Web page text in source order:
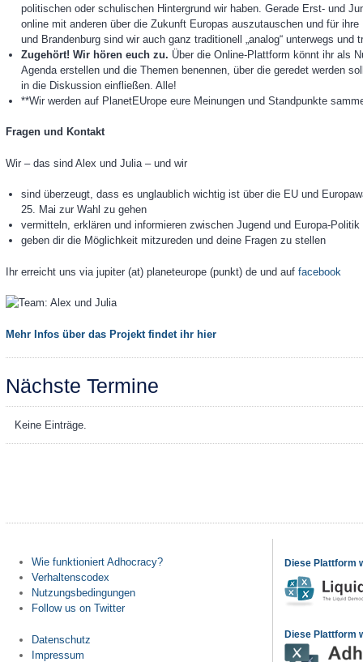
politischen oder schulischen Hintergrund wir haben. Gerade Erst- und
online mit anderen über die Zukunft Europas auszutauschen und für
und Brandenburg sind wir auch ganz traditionell „analog“ unterwegs und
Zugehört! Wir hören euch zu. Über die Online-Plattform könnt ihr als
Agenda erstellen und die Themen benennen, über die geredet werden
in die Diskussion einfließen. Alle!
**Wir werden auf PlanetEUrope eure Meinungen und Standpunkte
Fragen und Kontakt
Wir – das sind Alex und Julia – und wir
sind überzeugt, dass es unglaublich wichtig ist über die EU und
25. Mai zur Wahl zu gehen
vermitteln, erklären und informieren zwischen Jugend und Europa-Politik
geben dir die Möglichkeit mitzureden und deine Fragen zu stellen
Ihr erreicht uns via jupiter (at) planeteurope (punkt) de und auf facebook
Mehr Infos über das Projekt findet ihr hier
Nächste Termine
Keine Einträge.
Wie funktioniert Adhocracy?
Verhaltenscodex
Nutzungsbedingungen
Follow us on Twitter
Datenschutz
Impressum
Diese Plattform
Diese Plattform